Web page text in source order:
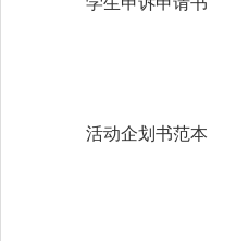
活动企划书范本